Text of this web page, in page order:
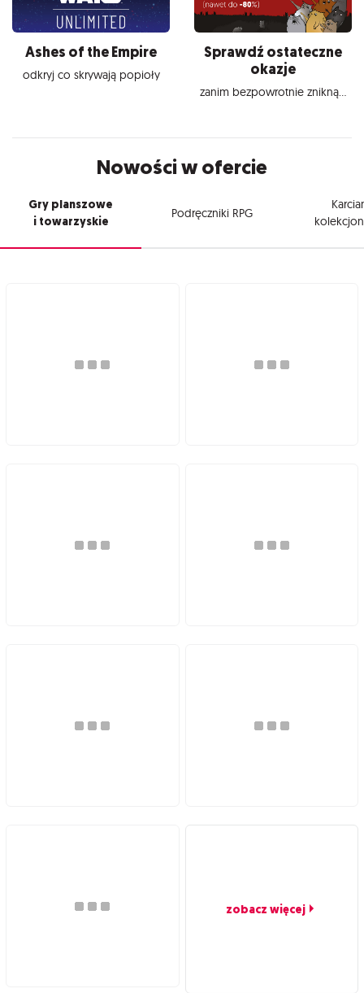
Ashes of the Empire
odkryj co skrywają popioły
Sprawdź ostateczne
okazje
zanim bezpowrotnie znikną...
Nowości w ofercie
Gry planszowe
i towarzyskie
Podręczniki RPG
zobacz więcej